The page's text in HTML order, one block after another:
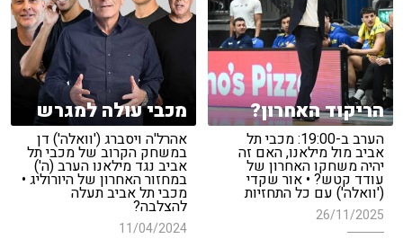
הריקוד האחרון?
הערב ב-19:00: מכבי תל
אביב מול מילאנו, האם זה
יהיה משחקו האחרון של
עודד קטש? • אור שקדי
('וואלה') עם כל התחזיות
26/11/2025
מכבי עולה למגרש
אהרל'ה ויסברג ('וואלה') דן
במשחק הקרוב של מכבי תל
אביב נגד מילאנו הערב (ה')
במחזור האחרון של היורוליג •
מכבי תל אביב תעלה
להצלבה?
11/04/2024